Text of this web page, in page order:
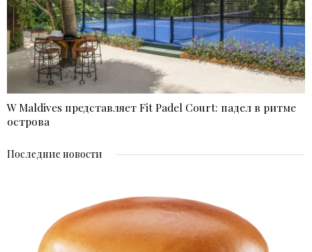
W Maldives представляет Fit Padel Court: падел в ритме
острова
Последние новости